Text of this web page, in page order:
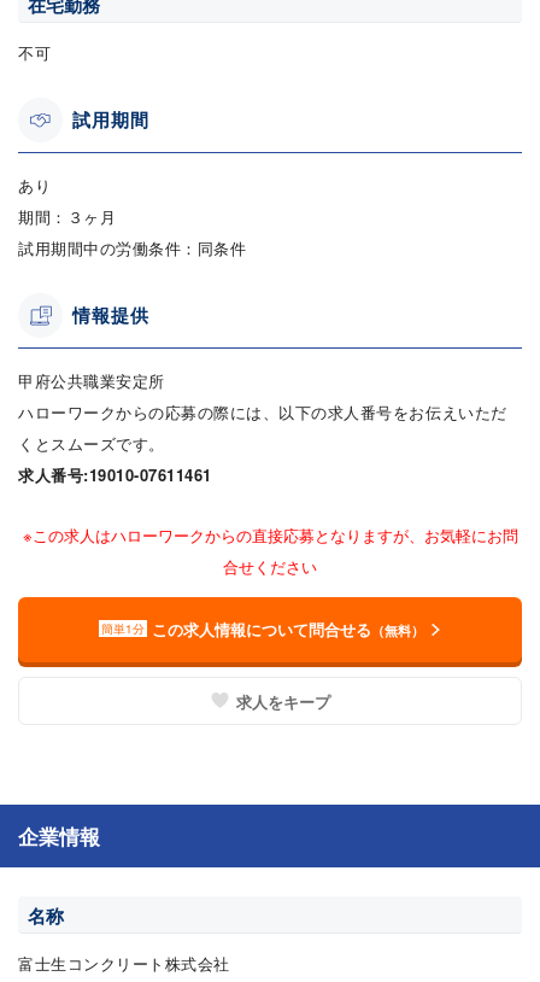
不可
試用期間
あり
期間：３ヶ月
試用期間中の労働条件：同条件
情報提供
甲府公共職業安定所
ハローワークからの応募の際には、以下の求人番号をお伝えいただ
くとスムーズです。
求人番号:19010-07611461
※この求人はハローワークからの直接応募となりますが、お気軽にお問
合せください
簡単1分 この求人情報について問合せる （無料）
求人をキープ
企業情報
名称
富士生コンクリート株式会社